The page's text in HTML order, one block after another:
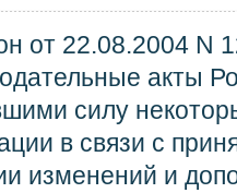
от 22.08.2004 N
акты
силу
в связи с
изменений и